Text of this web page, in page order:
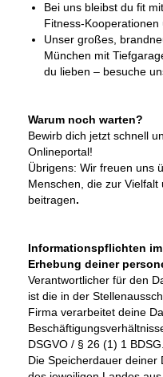
Bei uns bleibst du fit
Fitness-
Unser großes,
München mit
du lieben – besuche
Warum noch warten?
Bewirb dich jetzt schnell
Onlineportal!
Übrigens: Wir freuen uns
Menschen, die zur
beitragen.
Informationspflichten
Erhebung deiner
Verantwortlicher für den
ist die in der
Firma verarbeitet deine
DSGVO / § 26 (1) 1 BDSG.
Die Speicherdauer deiner